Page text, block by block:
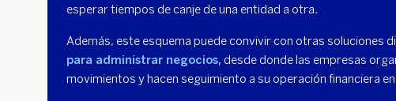
esperar tiempos de canje de una entidad a otra.
Además, este esquema puede convivir con otras soluciones
para administrar negocios, desde donde las empresas
movimientos y hacen seguimiento a su operación financiera